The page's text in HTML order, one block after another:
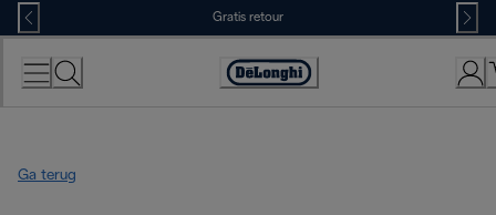
Skip
to
Content
Gratis retour
Accessibility
Ga terug